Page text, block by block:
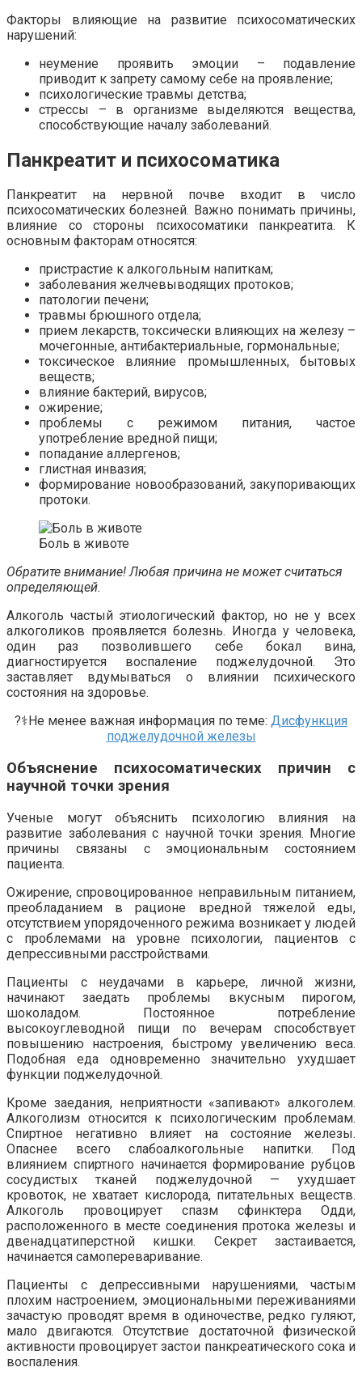
Факторы влияющие на развитие психосоматических
нарушений:
неумение проявить эмоции – подавление
приводит к запрету самому себе на проявление;
психологические травмы детства;
стрессы – в организме выделяются вещества,
способствующие началу заболеваний.
Панкреатит и психосоматика
Панкреатит на нервной почве входит в число
психосоматических болезней. Важно понимать причины,
влияние со стороны психосоматики панкреатита. К
основным факторам относятся:
пристрастие к алкогольным напиткам;
заболевания желчевыводящих протоков;
патологии печени;
травмы брюшного отдела;
прием лекарств, токсически влияющих на железу –
мочегонные, антибактериальные, гормональные;
токсическое влияние промышленных, бытовых
веществ;
влияние бактерий, вирусов;
ожирение;
проблемы с режимом питания, частое
употребление вредной пищи;
попадание аллергенов;
глистная инвазия;
формирование новообразований, закупоривающих
протоки.
Боль в животе
Обратите внимание! Любая причина не может считаться
определяющей.
Алкоголь частый этиологический фактор, но не у всех
алкоголиков проявляется болезнь. Иногда у человека,
один раз позволившего себе бокал вина,
диагностируется воспаление поджелудочной. Это
заставляет вдумываться о влиянии психического
состояния на здоровье.
?‍⚕️Не менее важная информация по теме: Дисфункция
поджелудочной железы
Объяснение психосоматических причин с
научной точки зрения
Ученые могут объяснить психологию влияния на
развитие заболевания с научной точки зрения. Многие
причины связаны с эмоциональным состоянием
пациента.
Ожирение, спровоцированное неправильным питанием,
преобладанием в рационе вредной тяжелой еды,
отсутствием упорядоченного режима возникает у людей
с проблемами на уровне психологии, пациентов с
депрессивными расстройствами.
Пациенты с неудачами в карьере, личной жизни,
начинают заедать проблемы вкусным пирогом,
шоколадом. Постоянное потребление
высокоуглеводной пищи по вечерам способствует
повышению настроения, быстрому увеличению веса.
Подобная еда одновременно значительно ухудшает
функции поджелудочной.
Кроме заедания, неприятности «запивают» алкоголем.
Алкоголизм относится к психологическим проблемам.
Спиртное негативно влияет на состояние железы.
Опаснее всего слабоалкогольные напитки. Под
влиянием спиртного начинается формирование рубцов
сосудистых тканей поджелудочной — ухудшает
кровоток, не хватает кислорода, питательных веществ.
Алкоголь провоцирует спазм сфинктера Одди,
расположенного в месте соединения протока железы и
двенадцатиперстной кишки. Секрет застаивается,
начинается самопереваривание.
Пациенты с депрессивными нарушениями, частым
плохим настроением, эмоциональными переживаниями
зачастую проводят время в одиночестве, редко гуляют,
мало двигаются. Отсутствие достаточной физической
активности провоцирует застои панкреатического сока и
воспаления.